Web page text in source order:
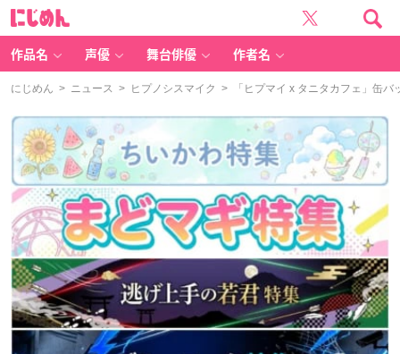
作品名 声優 舞台俳優 作者名
にじめん > ニュース > ヒプノシスマイク > 「ヒプマイ x タニタカフェ」缶バ